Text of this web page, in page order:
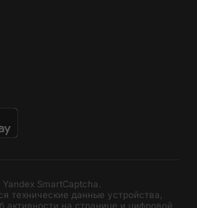
SmartCaptcha.
технические данные устройства,
активности на странице и цифровой